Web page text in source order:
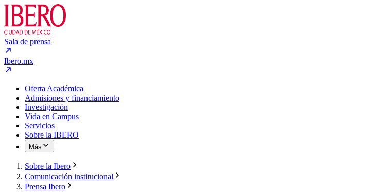
Sala de prensa
Ibero.mx
Oferta Académica
Admisiones y financiamiento
Investigación
Vida en Campus
Servicios
Sobre la IBERO
Más
Sobre la Ibero
Comunicación institucional
Prensa Ibero